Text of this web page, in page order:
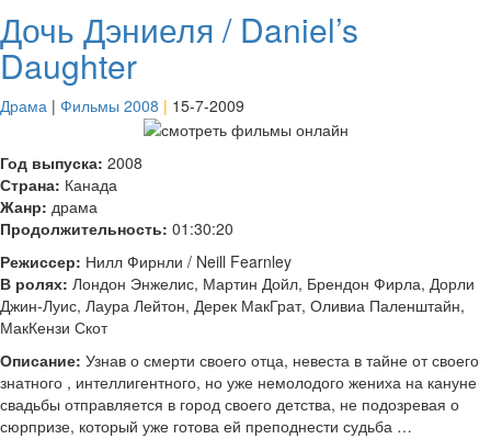
Дочь Дэниеля / Daniel’s
Daughter
Драма | Фильмы 2008 | 15-7-2009
Год выпуска: 2008
Страна: Канада
Жанр: драма
Продолжительность: 01:30:20
Режиссер: Нилл Фирнли / Neill Fearnley
В ролях: Лондон Энжелис, Мартин Дойл, Брендон Фирла, Дорли
Джин-Луис, Лаура Лейтон, Дерек МакГрат, Оливиа Паленштайн,
МакКензи Скот
Описание: Узнав о смерти своего отца, невеста в тайне от своего
знатного , интеллигентного, но уже немолодого жениха на кануне
свадьбы отправляется в город своего детства, не подозревая о
сюрпризе, который уже готова ей преподнести судьба …